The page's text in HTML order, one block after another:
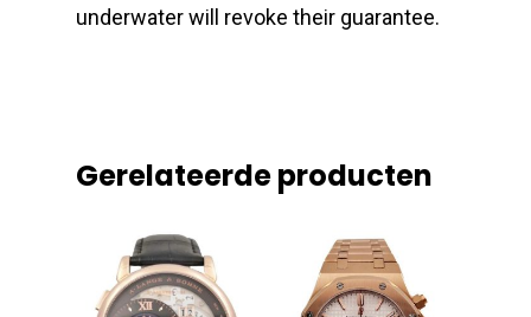
underwater will revoke their guarantee.
Gerelateerde producten